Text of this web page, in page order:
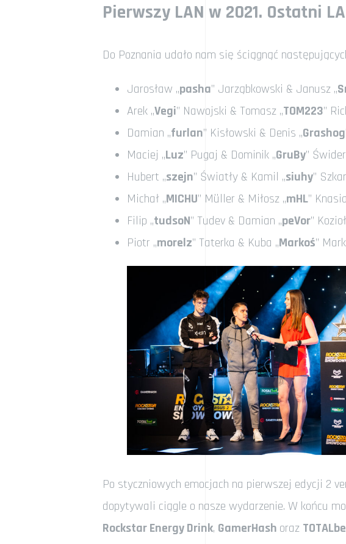
Pierwszy LAN w 2021. Ostatni
Do Poznania udało nam się ściągnąć
Jarosław „pasha” Jarząbkowski & Janusz „
Arek „Vegi” Nawojski & Tomasz „TOM223”
Damian „furlan” Kisłowski & Denis „Grashog
Maciej „Luz” Pugaj & Dominik „GruBy”
Hubert „szejn” Światły & Kamil „siuhy”
Michał „MICHU” Müller & Miłosz „mHL”
Filip „tudsoN” Tudev & Damian „peVor”
Piotr „morelz” Taterka & Kuba „Markoś”
Po styczniowych emocjach na pierwszej edycji 2
dopytywali ciągle o nasze wydarzenie. W końcu
Rockstar Energy Drink, GamerHash oraz